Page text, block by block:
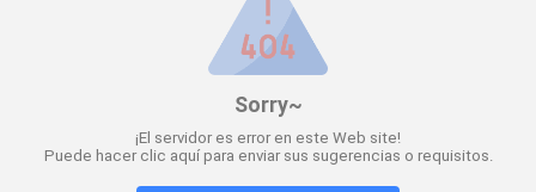
Sorry~
¡El servidor es error en este Web site!
Puede hacer clic aquí para enviar sus sugerencias o requisitos.